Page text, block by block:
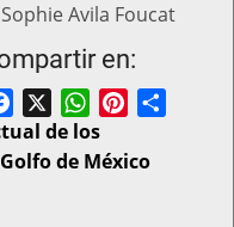
Avila Foucat
en:
Facebook WhatsAppPinterest
de los
de México